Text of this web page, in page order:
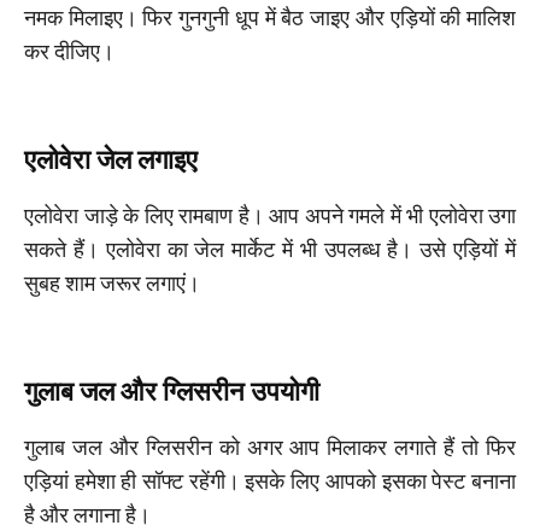
नमक मिलाइए। फिर गुनगुनी धूप में बैठ जाइए और एड़ियों की मालिश
कर दीजिए।
एलोवेरा जेल लगाइए
एलोवेरा जाड़े के लिए रामबाण है। आप अपने गमले में भी एलोवेरा उगा
सकते हैं। एलोवेरा का जेल मार्केट में भी उपलब्ध है। उसे एड़ियों में
सुबह शाम जरूर लगाएं।
गुलाब जल और ग्लिसरीन उपयोगी
गुलाब जल और ग्लिसरीन को अगर आप मिलाकर लगाते हैं तो फिर
एड़ियां हमेशा ही सॉफ्ट रहेंगी। इसके लिए आपको इसका पेस्ट बनाना
है और लगाना है।